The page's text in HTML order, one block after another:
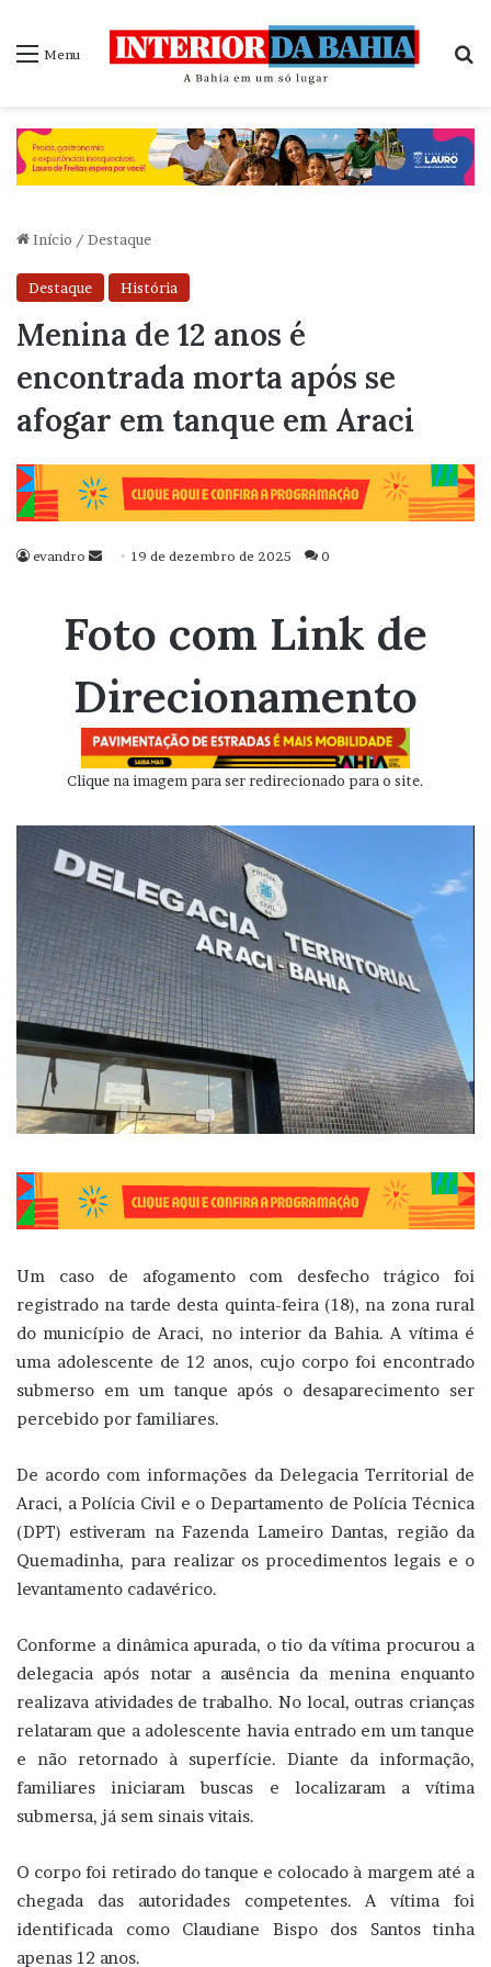
Menu
Início / Destaque
Destaque História
Menina de 12 anos é
encontrada morta após se
afogar em tanque em Araci
evandro
Mande
mail
19 de dezembro de 2025 0
Foto com Link de
Direcionamento
Clique na imagem para ser redirecionado para o site.
Um caso de afogamento com desfecho trágico foi
registrado na tarde desta quinta-feira (18), na zona rural
do município de Araci, no interior da Bahia. A vítima é
uma adolescente de 12 anos, cujo corpo foi encontrado
submerso em um tanque após o desaparecimento ser
percebido por familiares.
De acordo com informações da Delegacia Territorial de
Araci, a Polícia Civil e o Departamento de Polícia Técnica
(DPT) estiveram na Fazenda Lameiro Dantas, região da
Quemadinha, para realizar os procedimentos legais e o
levantamento cadavérico.
Conforme a dinâmica apurada, o tio da vítima procurou a
delegacia após notar a ausência da menina enquanto
realizava atividades de trabalho. No local, outras crianças
relataram que a adolescente havia entrado em um tanque
e não retornado à superfície. Diante da informação,
familiares iniciaram buscas e localizaram a vítima
submersa, já sem sinais vitais.
O corpo foi retirado do tanque e colocado à margem até a
chegada das autoridades competentes. A vítima foi
identificada como Claudiane Bispo dos Santos tinha
apenas 12 anos.